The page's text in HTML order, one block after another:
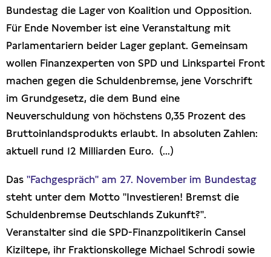
Bundestag die Lager von Koalition und Opposition.
Für Ende November ist eine Veranstaltung mit
Parlamentariern beider Lager geplant. Gemeinsam
wollen Finanzexperten von SPD und Linkspartei Front
machen gegen die Schuldenbremse, jene Vorschrift
im Grundgesetz, die dem Bund eine
Neuverschuldung von höchstens 0,35 Prozent des
Bruttoinlandsprodukts erlaubt. In absoluten Zahlen:
aktuell rund 12 Milliarden Euro. (...)
Das "Fachgespräch" am 27. November im Bundestag
steht unter dem Motto "Investieren! Bremst die
Schuldenbremse Deutschlands Zukunft?".
Veranstalter sind die SPD-Finanzpolitikerin Cansel
Kiziltepe, ihr Fraktionskollege Michael Schrodi sowie